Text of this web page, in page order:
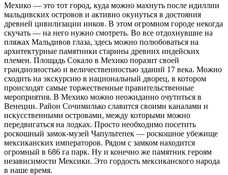
Мехико — это тот город, куда можно махнуть после идиллии
мальдивских островов и активно окунуться в достояния
древней цивилизации инков. В этом огромном городе некогда
скучать — на него нужно смотреть. Во все отдохнувшие на
пляжах Мальдивов глаза, здесь можно полюбоваться на
архитектурные памятники старины древних индейских
племен. Площадь Сокало в Мехико поразит своей
грандиозностью и величественностью зданий 17 века. Можно
сходить на экскурсию в национальный дворец, в котором
происходят самые торжественные правительственные
мероприятия. В Мехико можно неожиданно очутиться в
Венеции. Район Сочимилько славится своими каналами и
искусственными островами, между которыми можно
передвигаться на лодках. Просто необходимо посетить
роскошный замок-музей Чапультепек — роскошное убежище
мексиканских императоров. Рядом с замком находится
огромный в 686 га парк. Ну и конечно же памятник героям
независимости Мексики. Это гордость мексиканского народа
в наше время.